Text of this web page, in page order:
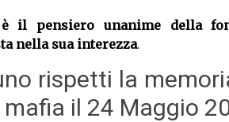
è il pensiero unanime della
nella sua interezza.
rispetti la
il 24 Maggio